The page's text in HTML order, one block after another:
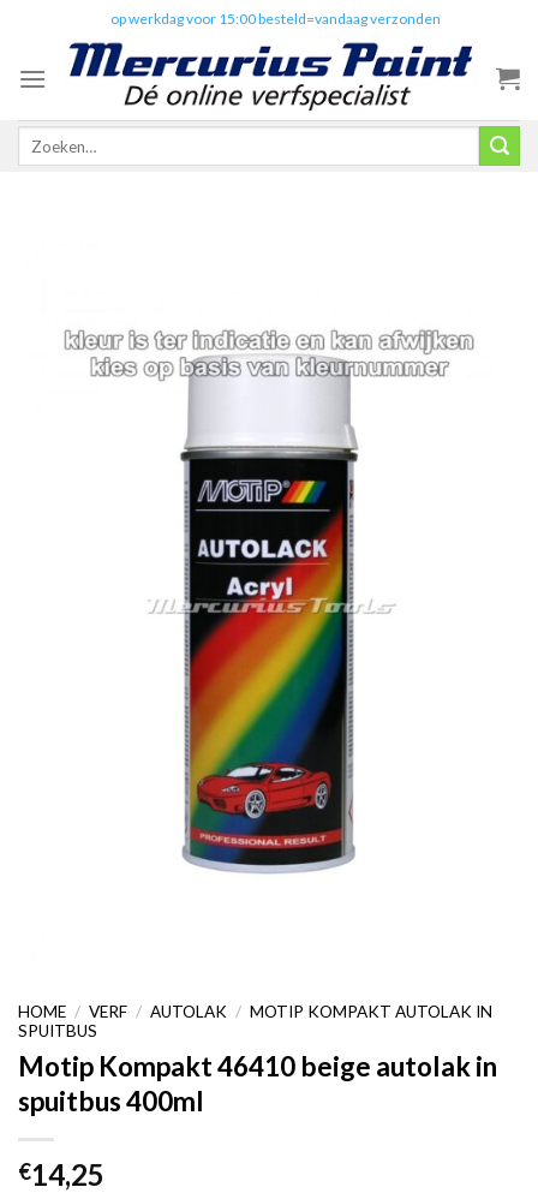
content
op werkdag voor 15:00 besteld=vandaag verzonden
Zoeken
HOME / VERF / AUTOLAK / MOTIP KOMPAKT AUTOLAK IN
SPUITBUS
Motip Kompakt 46410 beige autolak in
spuitbus 400ml
€14,25